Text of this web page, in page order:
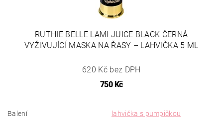
RUTHIE BELLE LAMI JUICE BLACK ČERNÁ
VYŽIVUJÍCÍ MASKA NA ŘASY – LAHVIČKA 5 ML
620 Kč bez DPH
750 Kč
Balení lahvička s pumpičkou